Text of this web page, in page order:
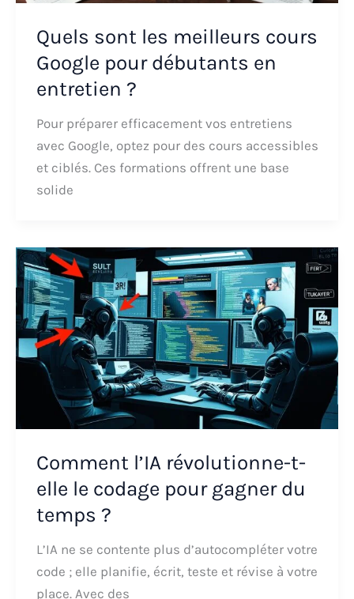
Quels sont les meilleurs cours
Google pour débutants en
entretien ?
Pour préparer efficacement vos entretiens
avec Google, optez pour des cours accessibles
et ciblés. Ces formations offrent une base
solide
Comment l’IA révolutionne-t-
elle le codage pour gagner du
temps ?
L’IA ne se contente plus d’autocompléter votre
code ; elle planifie, écrit, teste et révise à votre
place. Avec des